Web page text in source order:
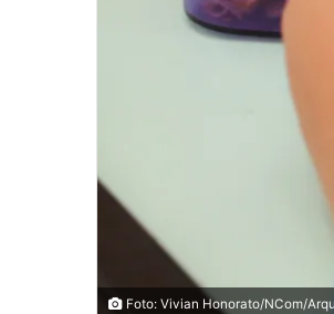
Foto: Vivian Honorato/NCom/